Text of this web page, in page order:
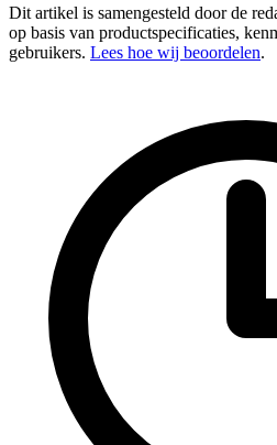
Dit artikel is samengesteld door de
op basis van productspecificaties,
gebruikers. Lees hoe wij beoordelen.